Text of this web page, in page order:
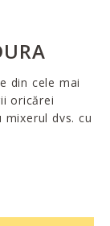
din cele mai
oricărei
dvs. cu